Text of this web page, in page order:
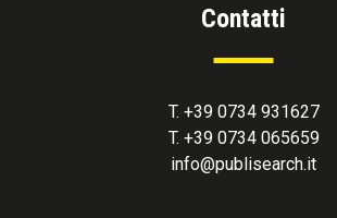
Contatti
T. +39 0734 931627
T. +39 0734 065659
info@publisearch.it